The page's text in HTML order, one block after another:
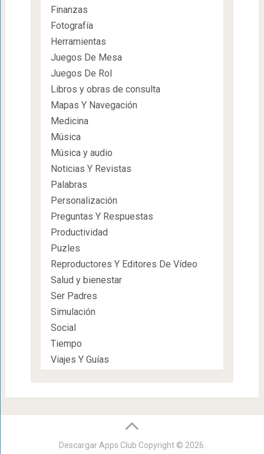
Finanzas
Fotografía
Herramientas
Juegos De Mesa
Juegos De Rol
Libros y obras de consulta
Mapas Y Navegación
Medicina
Música
Música y audio
Noticias Y Revistas
Palabras
Personalización
Preguntas Y Respuestas
Productividad
Puzles
Reproductores Y Editores De Vídeo
Salud y bienestar
Ser Padres
Simulación
Social
Tiempo
Viajes Y Guías
Descargar Apps Club Copyright © 2026.